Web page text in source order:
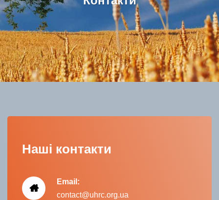
Наші контакти
Email:
contact@uhrc.org.ua